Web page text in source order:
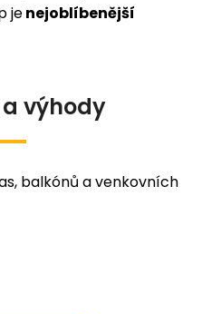
jenejoblíbenější
výhody
balkónů a venkovních